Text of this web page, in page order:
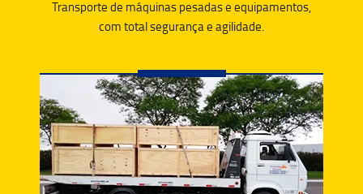
Transporte de máquinas pesadas e equipamentos,
com total segurança e agilidade.